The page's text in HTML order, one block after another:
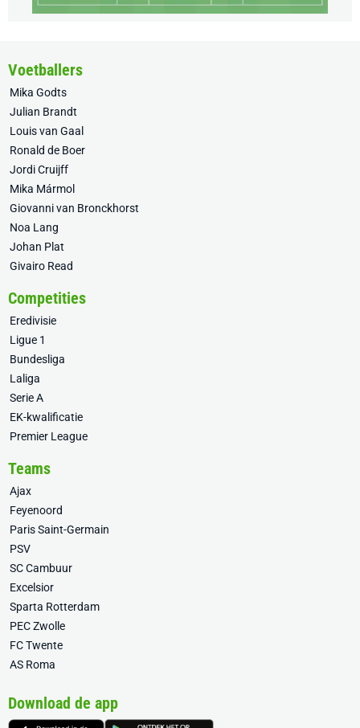
Voetballers
Mika Godts
Julian Brandt
Louis van Gaal
Ronald de Boer
Jordi Cruijff
Mika Mármol
Giovanni van Bronckhorst
Noa Lang
Johan Plat
Givairo Read
Competities
Eredivisie
Ligue 1
Bundesliga
Laliga
Serie A
EK-kwalificatie
Premier League
Teams
Ajax
Feyenoord
Paris Saint-Germain
PSV
SC Cambuur
Excelsior
Sparta Rotterdam
PEC Zwolle
FC Twente
AS Roma
Download de app